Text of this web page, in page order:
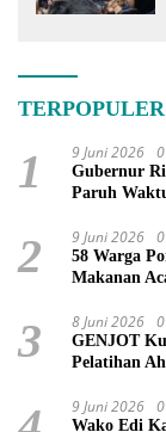
TERPOPULER
1 9 Juni 2026
Gubernur
Paruh
2 9 Juni 2026
58 Warga
Makanan
3 8 Juni 2026
GENJOT
Pelatihan
9 Juni 2026
Wako Edi